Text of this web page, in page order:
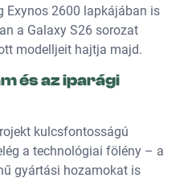
Exynos 2600 lapkájában is
a Galaxy S26 sorozat
modelljeit hajtja majd.
és az iparági
kulcsfontosságú
a technológiai fölény – a
gyártási hozamokat is